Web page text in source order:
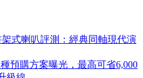
架式喇叭評測：經典同軸現代演
預購方案曝光，最高可省6,000